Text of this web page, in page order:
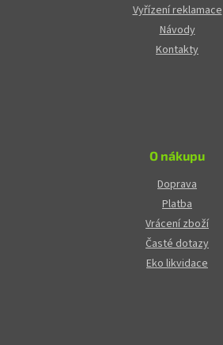
Vyřízení reklamace
Návody
Kontakty
O nákupu
Doprava
Platba
Vrácení zboží
Časté dotazy
Eko likvidace